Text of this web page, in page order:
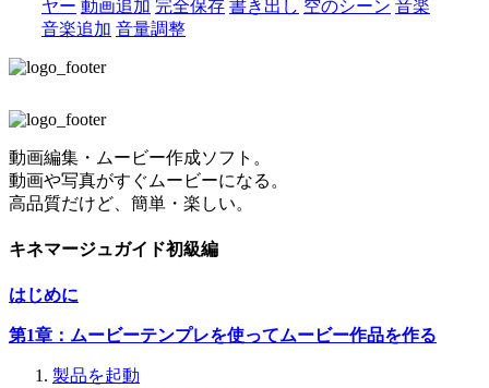
ヤー 動画追加 完全保存 書き出し 空のシーン 音楽
音楽追加 音量調整
動画編集・ムービー作成ソフト。
動画や写真がすぐムービーになる。
高品質だけど、簡単・楽しい。
キネマージュガイド初級編
はじめに
第1章：ムービーテンプレを使ってムービー作品を作る
製品を起動